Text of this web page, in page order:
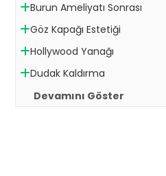
Burun Ameliyatı Sonrası
Göz Kapağı Estetiği
Hollywood Yanağı
Dudak Kaldırma
Devamını Göster